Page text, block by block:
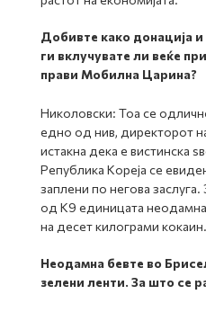
Добивте како донација
ги вклучувате ли веќе
прави Мобилна Царина?
Николовски: Тоа се
едно од нив, директорот
истакна дека е вистинска
Република Кореја се
заплени по негова
од К9 единицата неодамна
на десет килограми кокаин.
Неодамна бевте во
зелени ленти. За што се